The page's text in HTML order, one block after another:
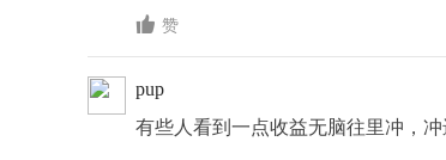
 赞
pup
有些人看到一点收益无脑往里冲，